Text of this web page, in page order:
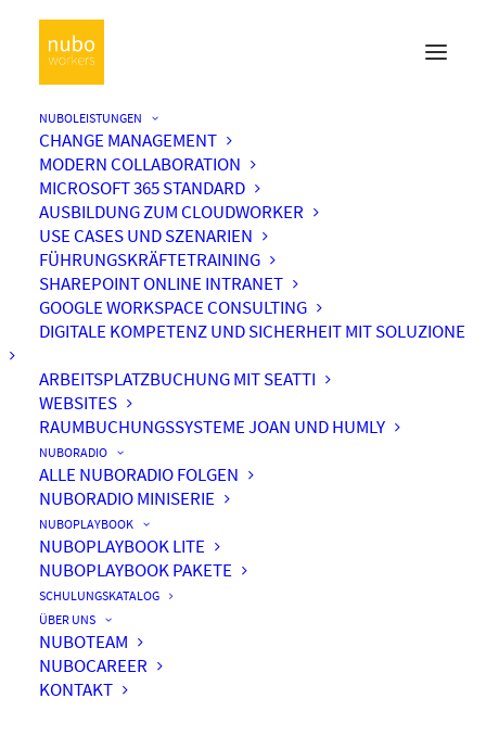
NUBOLEISTUNGEN
CHANGE MANAGEMENT
MODERN COLLABORATION
MICROSOFT 365 STANDARD
AUSBILDUNG ZUM CLOUDWORKER
USE CASES UND SZENARIEN
FÜHRUNGSKRÄFTETRAINING
SHAREPOINT ONLINE INTRANET
GOOGLE WORKSPACE CONSULTING
DIGITALE KOMPETENZ UND SICHERHEIT MIT SOLUZIONE
ARBEITSPLATZBUCHUNG MIT SEATTI
WEBSITES
RAUMBUCHUNGSSYSTEME JOAN UND HUMLY
NUBORADIO
ALLE NUBORADIO FOLGEN
NUBORADIO MINISERIE
NUBOPLAYBOOK
NUBOPLAYBOOK LITE
NUBOPLAYBOOK PAKETE
SCHULUNGSKATALOG
ÜBER UNS
NUBOTEAM
NUBOCAREER
KONTAKT
#002 – 10 Schritte zurück
zum Server